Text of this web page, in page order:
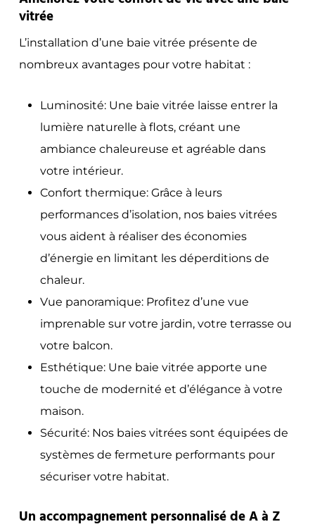
vitrée
L’installation d’une baie vitrée présente de
nombreux avantages pour votre habitat :
Luminosité: Une baie vitrée laisse entrer la
lumière naturelle à flots, créant une
ambiance chaleureuse et agréable dans
votre intérieur.
Confort thermique: Grâce à leurs
performances d’isolation, nos baies vitrées
vous aident à réaliser des économies
d’énergie en limitant les déperditions de
chaleur.
Vue panoramique: Profitez d’une vue
imprenable sur votre jardin, votre terrasse ou
votre balcon.
Esthétique: Une baie vitrée apporte une
touche de modernité et d’élégance à votre
maison.
Sécurité: Nos baies vitrées sont équipées de
systèmes de fermeture performants pour
sécuriser votre habitat.
Un accompagnement personnalisé de A à Z